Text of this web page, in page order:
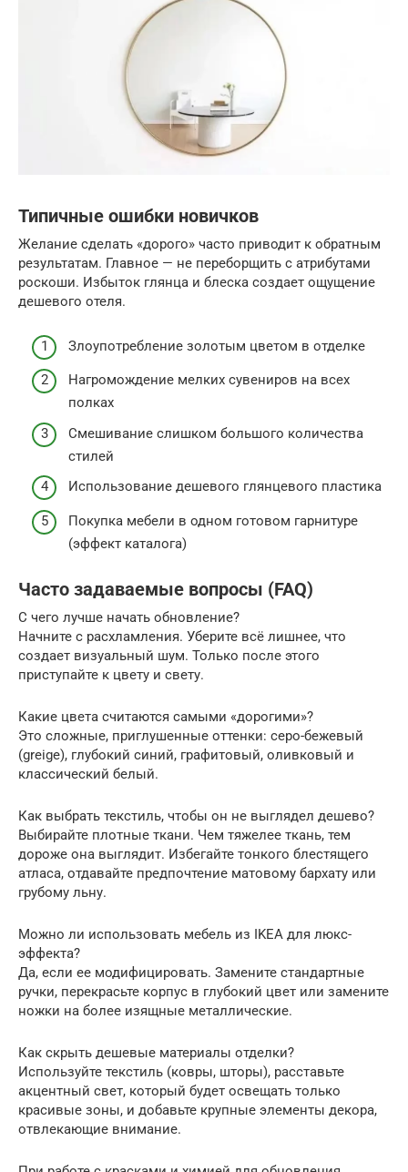
Типичные ошибки новичков
Желание сделать «дорого» часто приводит к обратным
результатам. Главное — не переборщить с атрибутами
роскоши. Избыток глянца и блеска создает ощущение
дешевого отеля.
Злоупотребление золотым цветом в отделке
Нагромождение мелких сувениров на всех
полках
Смешивание слишком большого количества
стилей
Использование дешевого глянцевого пластика
Покупка мебели в одном готовом гарнитуре
(эффект каталога)
Часто задаваемые вопросы (FAQ)
С чего лучше начать обновление?
Начните с расхламления. Уберите всё лишнее, что
создает визуальный шум. Только после этого
приступайте к цвету и свету.
Какие цвета считаются самыми «дорогими»?
Это сложные, приглушенные оттенки: серо-бежевый
(greige), глубокий синий, графитовый, оливковый и
классический белый.
Как выбрать текстиль, чтобы он не выглядел дешево?
Выбирайте плотные ткани. Чем тяжелее ткань, тем
дороже она выглядит. Избегайте тонкого блестящего
атласа, отдавайте предпочтение матовому бархату или
грубому льну.
Можно ли использовать мебель из IKEA для люкс-
эффекта?
Да, если ее модифицировать. Замените стандартные
ручки, перекрасьте корпус в глубокий цвет или замените
ножки на более изящные металлические.
Как скрыть дешевые материалы отделки?
Используйте текстиль (ковры, шторы), расставьте
акцентный свет, который будет освещать только
красивые зоны, и добавьте крупные элементы декора,
отвлекающие внимание.